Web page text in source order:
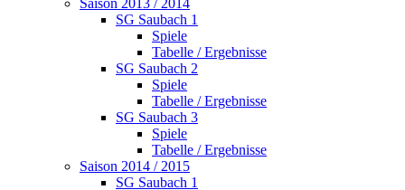
Saison 2013 / 2014
SG Saubach 1
Spiele
Tabelle / Ergebnisse
SG Saubach 2
Spiele
Tabelle / Ergebnisse
SG Saubach 3
Spiele
Tabelle / Ergebnisse
Saison 2014 / 2015
SG Saubach 1